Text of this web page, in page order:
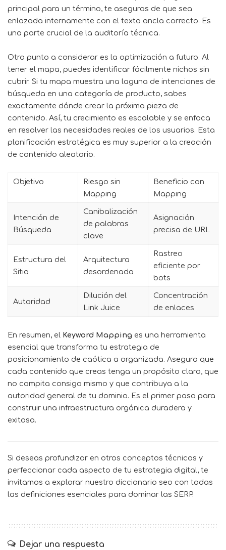
principal para un término, te aseguras de que sea
enlazada internamente con el texto ancla correcto. Es
una parte crucial de la auditoría técnica.
Otro punto a considerar es la optimización a futuro. Al
tener el mapa, puedes identificar fácilmente nichos sin
cubrir. Si tu mapa muestra una laguna de intenciones de
búsqueda en una categoría de producto, sabes
exactamente dónde crear la próxima pieza de
contenido. Así, tu crecimiento es escalable y se enfoca
en resolver las necesidades reales de los usuarios. Esta
planificación estratégica es muy superior a la creación
de contenido aleatorio.
Objetivo
Riesgo sin
Mapping
Beneficio con
Mapping
Intención de
Búsqueda
Canibalización
de palabras
clave
Asignación
precisa de URL
Estructura del
Sitio
Arquitectura
desordenada
Rastreo
eficiente por
bots
Autoridad
Dilución del
Link Juice
Concentración
de enlaces
En resumen, el Keyword Mapping es una herramienta
esencial que transforma tu estrategia de
posicionamiento de caótica a organizada. Asegura que
cada contenido que creas tenga un propósito claro, que
no compita consigo mismo y que contribuya a la
autoridad general de tu dominio. Es el primer paso para
construir una infraestructura orgánica duradera y
exitosa.
Si deseas profundizar en otros conceptos técnicos y
perfeccionar cada aspecto de tu estrategia digital, te
invitamos a explorar nuestro diccionario seo con todas
las definiciones esenciales para dominar las SERP.
Dejar una respuesta